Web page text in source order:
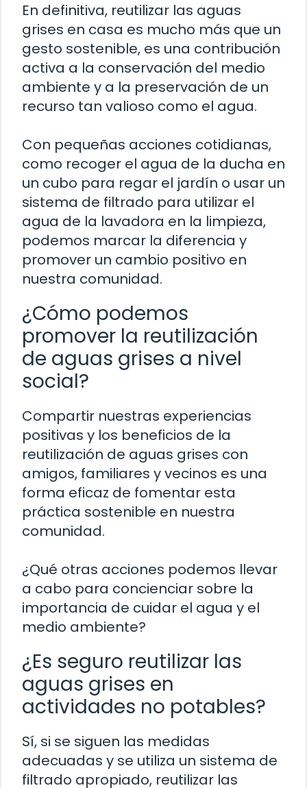
En definitiva, reutilizar las aguas
grises en casa es mucho más que un
gesto sostenible, es una contribución
activa a la conservación del medio
ambiente y a la preservación de un
recurso tan valioso como el agua.
Con pequeñas acciones cotidianas,
como recoger el agua de la ducha en
un cubo para regar el jardín o usar un
sistema de filtrado para utilizar el
agua de la lavadora en la limpieza,
podemos marcar la diferencia y
promover un cambio positivo en
nuestra comunidad.
¿Cómo podemos
promover la reutilización
de aguas grises a nivel
social?
Compartir nuestras experiencias
positivas y los beneficios de la
reutilización de aguas grises con
amigos, familiares y vecinos es una
forma eficaz de fomentar esta
práctica sostenible en nuestra
comunidad.
¿Qué otras acciones podemos llevar
a cabo para concienciar sobre la
importancia de cuidar el agua y el
medio ambiente?
¿Es seguro reutilizar las
aguas grises en
actividades no potables?
Sí, si se siguen las medidas
adecuadas y se utiliza un sistema de
filtrado apropiado, reutilizar las